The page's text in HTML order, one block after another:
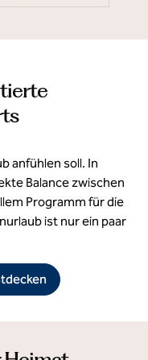
anfühlen soll. In
Balance zwischen
Programm für die
ist nur ein paar